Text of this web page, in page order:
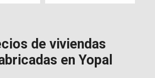
de viviendas
en Yopal